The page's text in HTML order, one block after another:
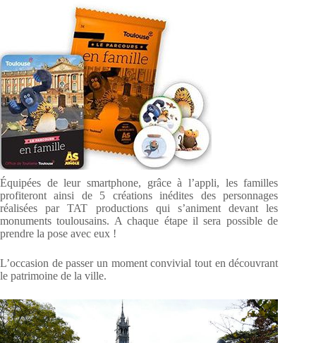
Équipées de leur smartphone, grâce à l’appli, les familles
profiteront ainsi de 5 créations inédites des personnages
réalisées par TAT productions qui s’animent devant les
monuments toulousains. A chaque étape il sera possible de
prendre la pose avec eux !
L’occasion de passer un moment convivial tout en découvrant
le patrimoine de la ville.